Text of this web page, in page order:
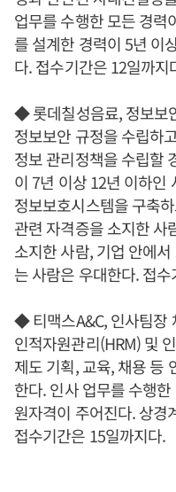
업무를 수행한 모든 경력
를 설계한 경력이 5년 이
다. 접수기간은 12일까지
◆ 롯데칠성음료, 정보보
정보보안 규정을 수립하
정보 관리정책을 수립할
이 7년 이상 12년 이하인
정보보호시스템을 구축
관련 자격증을 소지한 사
소지한 사람, 기업 안에
는 사람은 우대한다. 접
◆ 티맥스A&C, 인사팀장
인적자원관리(HRM) 및
제도 기획, 교육, 채용 등
한다. 인사 업무를 수행
원자격이 주어진다. 상경
접수기간은 15일까지다.